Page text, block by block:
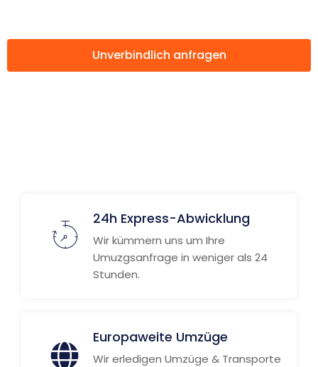
Unverbindlich anfragen
24h Express-Abwicklung
Wir kümmern uns um Ihre
Umuzgsanfrage in weniger als 24
Stunden.
Europaweite Umzüge
Wir erledigen Umzüge & Transporte